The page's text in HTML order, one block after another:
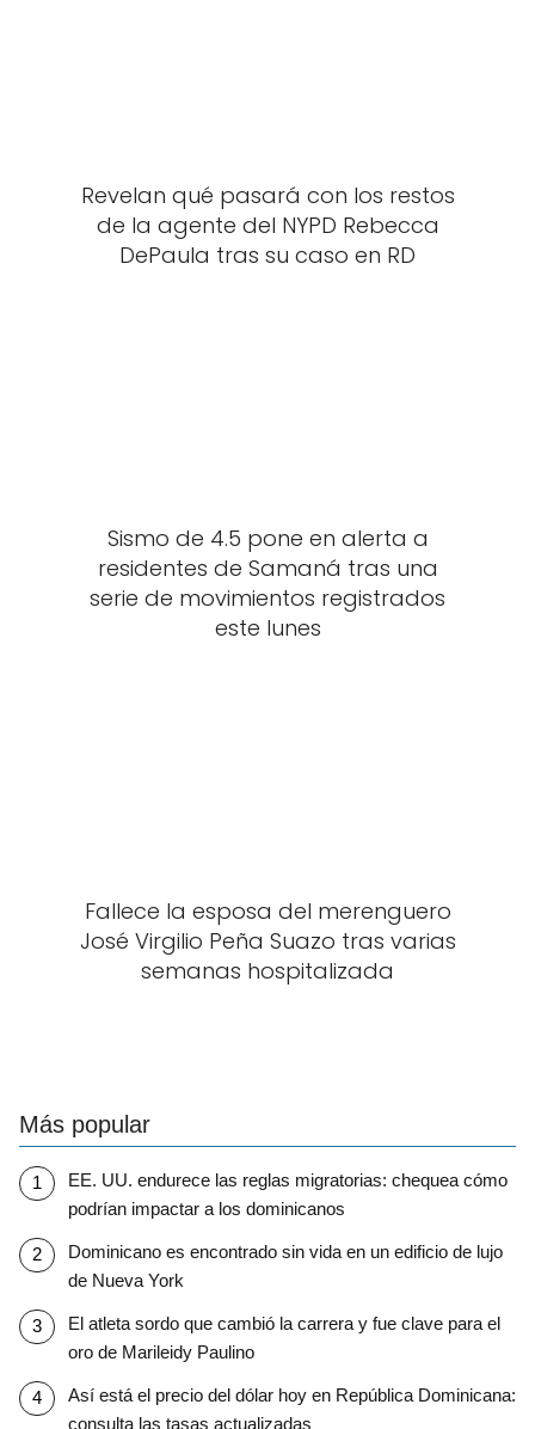
Revelan qué pasará con los restos
de la agente del NYPD Rebecca
DePaula tras su caso en RD
Sismo de 4.5 pone en alerta a
residentes de Samaná tras una
serie de movimientos registrados
este lunes
Fallece la esposa del merenguero
José Virgilio Peña Suazo tras varias
semanas hospitalizada
Más popular
EE. UU. endurece las reglas migratorias: chequea cómo
podrían impactar a los dominicanos
Dominicano es encontrado sin vida en un edificio de lujo
de Nueva York
El atleta sordo que cambió la carrera y fue clave para el
oro de Marileidy Paulino
Así está el precio del dólar hoy en República Dominicana:
consulta las tasas actualizadas